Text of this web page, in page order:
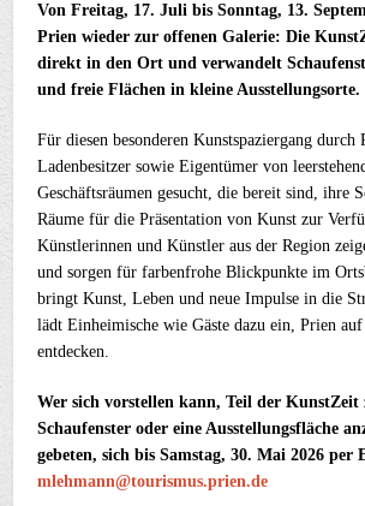
Von Freitag, 17. Juli bis Sonntag, 13.
Prien wieder zur offenen Galerie: Die
direkt in den Ort und verwandelt
und freie Flächen in kleine Ausstellungsorte.
Für diesen besonderen Kunstspaziergang durch
Ladenbesitzer sowie Eigentümer von
Geschäftsräumen gesucht, die bereit sind, ihre
Räume für die Präsentation von Kunst zur
Künstlerinnen und Künstler aus der Region
und sorgen für farbenfrohe Blickpunkte im
bringt Kunst, Leben und neue Impulse in die
lädt Einheimische wie Gäste dazu ein, Prien
entdecken.
Wer sich vorstellen kann, Teil der KunstZeit
Schaufenster oder eine Ausstellungsfläche
gebeten, sich bis Samstag, 30. Mai 2026 per
mlehmann@tourismus.prien.de